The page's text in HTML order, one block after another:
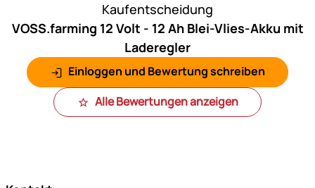
Kaufentscheidung
VOSS.farming 12 Volt - 12 Ah Blei-Vlies-Akku mit
Laderegler
Einloggen und Bewertung schreiben
Alle Bewertungen anzeigen